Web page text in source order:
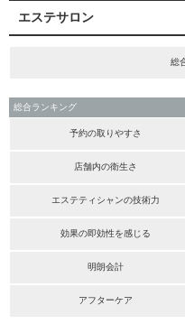
エステサロン
総
総合ランキング
予約の取りやすさ
店舗内の衛生さ
エステティシャンの技術力
効果の即効性を感じる
明朗会計
アフターケア